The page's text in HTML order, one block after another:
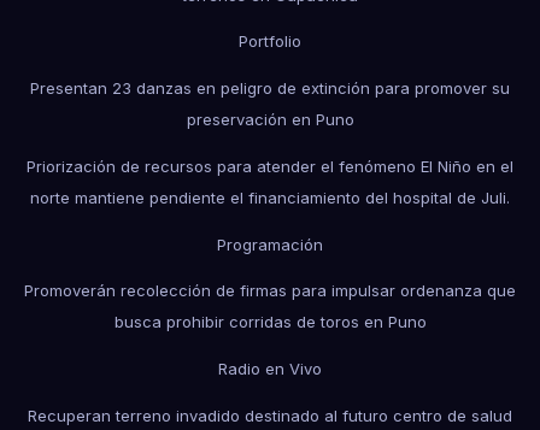
Portfolio
Presentan 23 danzas en peligro de extinción para promover su
preservación en Puno
Priorización de recursos para atender el fenómeno El Niño en el
norte mantiene pendiente el financiamiento del hospital de Juli.
Programación
Promoverán recolección de firmas para impulsar ordenanza que
busca prohibir corridas de toros en Puno
Radio en Vivo
Recuperan terreno invadido destinado al futuro centro de salud